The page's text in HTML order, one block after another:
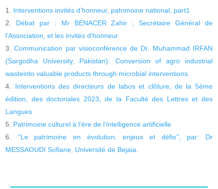
Interventions invités d’honneur, patrimoine national, part1
Débat par : Mr BENACER Zahir ; Secrétaire Général de
l’Association, et les invités d’honneur
Communication par visioconférence de Dr. Muhammad IRFAN
(Sargodha University, Pakistan): Conversion of agro industrial
wasteinto valuable products through microbial interventions.
Interventions des directeurs de labos et clôture, de la 5ème
édition, des doctoriales 2023, de la Faculté des Lettres et des
Langues
Patrimoine culturel à l’ère de l’intelligence artificielle
‘’Le patrimoine en évolution, enjeux et défis’’, par: Dr
MESSAOUDI Sofiane, Université de Bejaia.